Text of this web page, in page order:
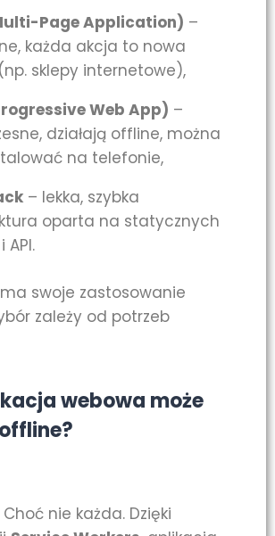
Page Application) –
każda akcja to nowa
sklepy internetowe),
Web App) –
działają offline, można
na telefonie,
– lekka, szybka
oparta na statycznych
API.
swoje zastosowanie
zależy od potrzeb
webowa może
nie każda. Dzięki